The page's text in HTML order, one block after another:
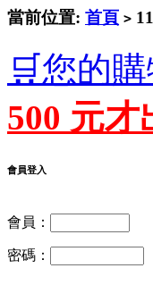
當前位置: 首頁 >
🛒您的
500 元才
會員登入
會員：
密碼：